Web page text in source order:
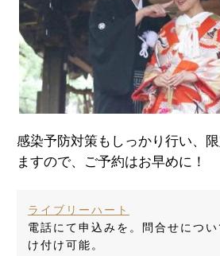
感染予防対策もしっかり行い、
ますので、ご予約はお早めに！
ライブリーハート
電話にて申込みを。問合せにつ
け付け可能。